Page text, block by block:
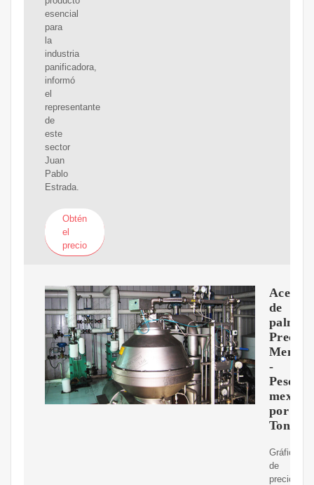
esencial
para
la
industria
panificadora,
informó
el
representante
de
este
sector
Juan
Pablo
Estrada.
Obtén
el
precio
Aceite
de
palma
Precio
-
Peso
por
Gráfica
de
precios